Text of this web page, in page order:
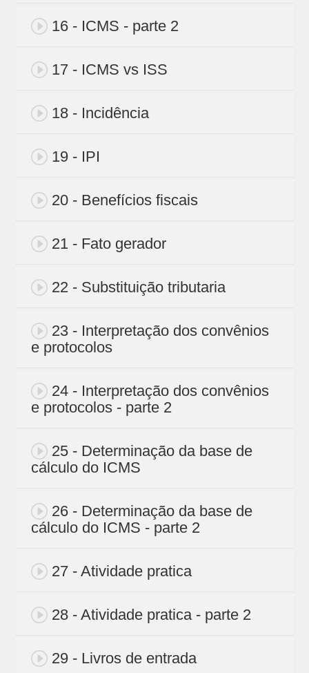
16 - ICMS - parte 2
17 - ICMS vs ISS
18 - Incidência
19 - IPI
20 - Benefícios fiscais
21 - Fato gerador
22 - Substituição tributaria
23 - Interpretação dos convênios
e protocolos
24 - Interpretação dos convênios
e protocolos - parte 2
25 - Determinação da base de
cálculo do ICMS
26 - Determinação da base de
cálculo do ICMS - parte 2
27 - Atividade pratica
28 - Atividade pratica - parte 2
29 - Livros de entrada